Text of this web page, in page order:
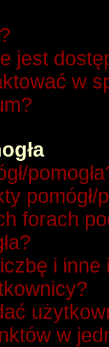
jest
w
pomógł/
forach
i
w